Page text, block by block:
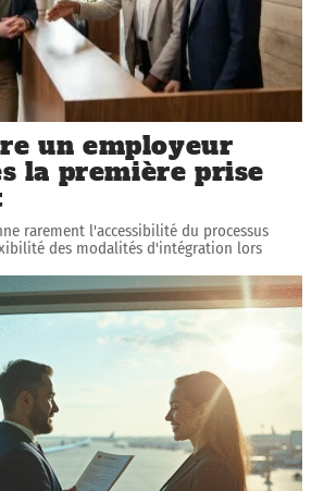
un employeur
la première prise
rarement l'accessibilité du processus
des modalités d'intégration lors